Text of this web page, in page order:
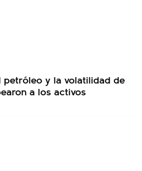
petróleo y la volatilidad de
a los activos